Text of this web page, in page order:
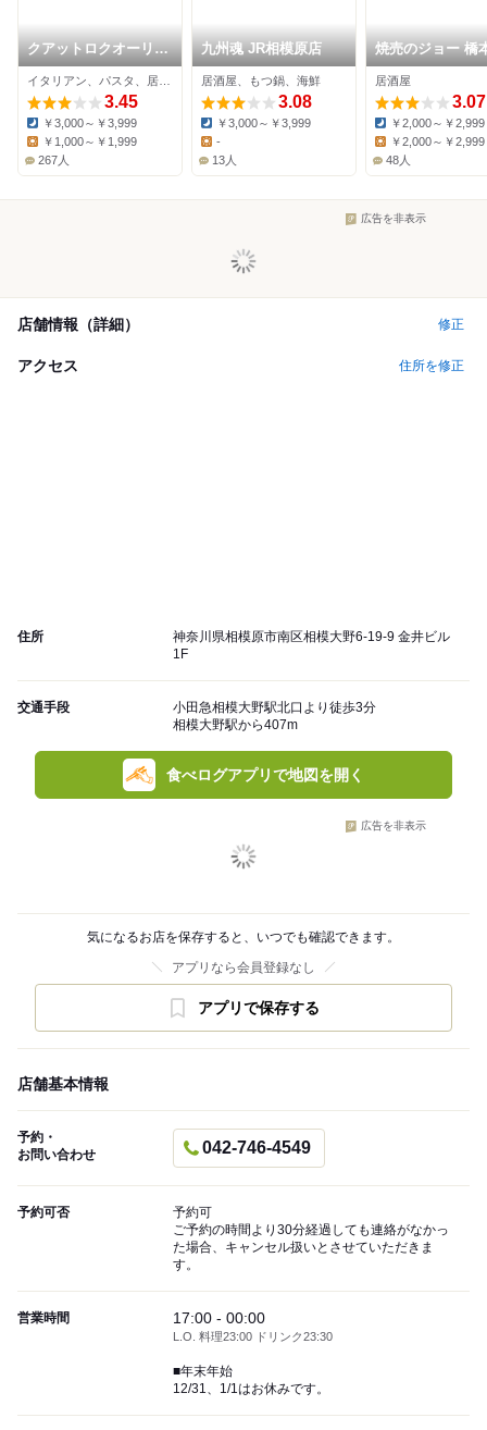
クアットロクオーリ
ボーノ相模大野店
3.45
Dinner:
￥3,000～￥3,999
￥1,000～￥1,999
267人
九州魂 JR相模原店
居酒屋、もつ鍋、海鮮
3.08
Dinner:
￥3,000～￥3,999
Lunch:
-
13人
焼売のジョー 橋
居酒屋
3.07
Dinner:
￥2,000～￥2,999
Lunch:
￥2,000～￥2,999
48人
広告を非表示
店舗情報（詳細） 修正
アクセス 住所を修正
住所
神奈川県相模原市南区相模大野6-19-9 金井ビル
1F
交通手段
小田急相模大野駅北口より徒歩3分
相模大野駅から407m
食べログアプリで地図を開く
広告を非表示
気になるお店を保存すると、いつでも確認できます。
アプリなら会員登録なし
アプリで保存する
店舗基本情報
予約・
お問い合わせ
042-746-4549
予約可否
予約可
ご予約の時間より30分経過しても連絡がなかっ
た場合、キャンセル扱いとさせていただきま
す。
営業時間 17:00 - 00:00
L.O. 料理23:00 ドリンク23:30
■年末年始
12/31、1/1はお休みです。